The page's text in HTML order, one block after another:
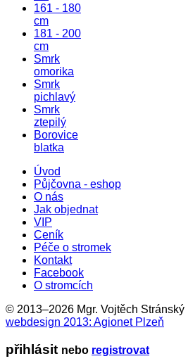
161 - 180
cm
181 - 200
cm
Smrk
omorika
Smrk
pichlavý
Smrk
ztepilý
Borovice
blatka
Úvod
Půjčovna - eshop
O nás
Jak objednat
VIP
Ceník
Péče o stromek
Kontakt
Facebook
O stromcích
© 2013–2026 Mgr. Vojtěch Stránský |
webdesign 2013: Agionet Plzeň
přihlásit nebo registrovat